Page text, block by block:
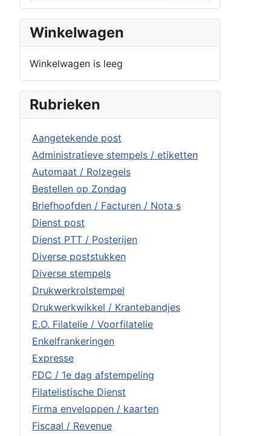
Winkelwagen
Winkelwagen is leeg
Rubrieken
Aangetekende post
Administratieve stempels / etiketten
Automaat / Rolzegels
Bestellen op Zondag
Briefhoofden / Facturen / Nota s
Dienst post
Dienst PTT / Posterijen
Diverse poststukken
Diverse stempels
Drukwerkrolstempel
Drukwerkwikkel / Krantebandjes
E.O. Filatelie / Voorfilatelie
Enkelfrankeringen
Expresse
FDC / 1e dag afstempeling
Filatelistische Dienst
Firma enveloppen / kaarten
Fiscaal / Revenue